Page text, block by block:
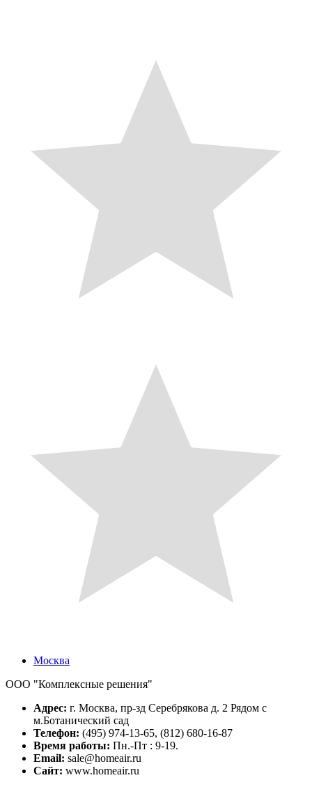
Москва
ООО "Комплексные решения"
Адрес: г. Москва, пр-зд Серебрякова д. 2 Рядом с
м.Ботанический сад
Телефон: (495) 974-13-65, (812) 680-16-87
Время работы: Пн.-Пт : 9-19.
Email: sale@homeair.ru
Сайт: www.homeair.ru